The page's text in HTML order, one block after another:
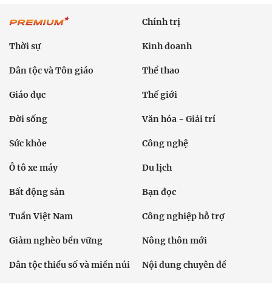
Chính trị
Thời sự Kinh doanh
Dân tộc và Tôn giáo Thể thao
Giáo dục Thế giới
Đời sống Văn hóa - Giải trí
Sức khỏe Công nghệ
Ô tô xe máy Du lịch
Bất động sản Bạn đọc
Tuần Việt Nam Công nghiệp hỗ trợ
Giảm nghèo bền vững Nông thôn mới
Dân tộc thiểu số và miền núi Nội dung chuyên đề